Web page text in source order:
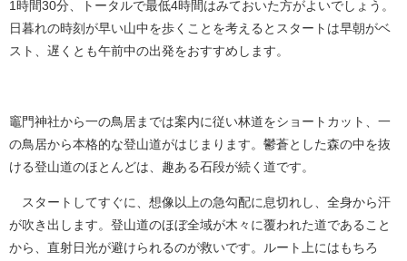
1時間30分、トータルで最低4時間はみておいた方がよいでしょう。
日暮れの時刻が早い山中を歩くことを考えるとスタートは早朝がベ
スト、遅くとも午前中の出発をおすすめします。
竈門神社から一の鳥居までは案内に従い林道をショートカット、一
の鳥居から本格的な登山道がはじまります。鬱蒼とした森の中を抜
ける登山道のほとんどは、趣ある石段が続く道です。
スタートしてすぐに、想像以上の急勾配に息切れし、全身から汗
が吹き出します。登山道のほぼ全域が木々に覆われた道であること
から、直射日光が避けられるのが救いです。ルート上にはもちろ